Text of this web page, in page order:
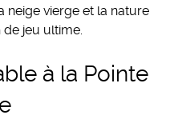
neige vierge et la nature
jeu ultime.
à la Pointe